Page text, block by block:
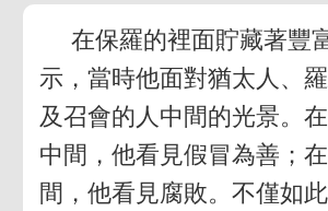
在保羅的裡面貯藏著豐
示，當時他面對猶太人、
及召會的人中間的光景。
中間，他看見假冒為善；
間，他看見腐敗。不僅如